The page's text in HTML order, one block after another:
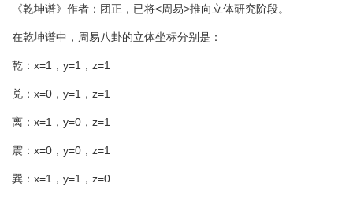
《乾坤谱》作者：团正，已将<周易>推向立体研究阶段。
在乾坤谱中，周易八卦的立体坐标分别是：
乾：x=1，y=1，z=1
兑：x=0，y=1，z=1
离：x=1，y=0，z=1
震：x=0，y=0，z=1
巽：x=1，y=1，z=0